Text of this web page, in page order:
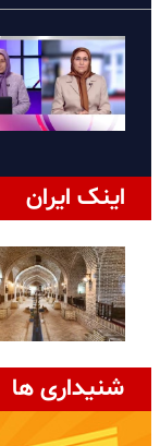
اینک ایران
شنیداری ها